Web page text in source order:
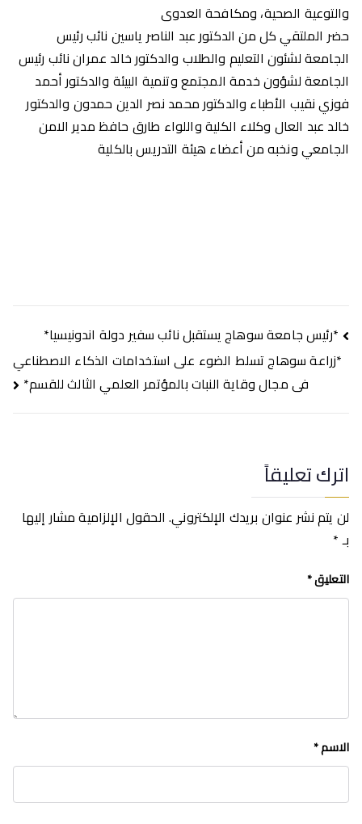
والتوعية الصحية، ومكافحة العدوى
حضر الملتقي كل من الدكتور عبد الناصر ياسين نائب رئيس
الجامعة لشئون التعليم والطلاب والدكتور خالد عمران نائب رئيس
الجامعة لشؤون خدمة المجتمع وتنمية البيئة والدكتور أحمد
فوزي نقيب الأطباء والدكتور محمد نصر الدين حمدون والدكتور
خالد عبد العال وكلاء الكلية واللواء طارق حافظ مدير الامن
الجامعي ونخبه من أعضاء هيئة التدريس بالكلية
تصفّح
المقالات
*رئيس جامعة سوهاج يستقبل نائب سفير دولة اندونيسيا*
*زراعة سوهاج تسلط الضوء على استخدامات الذكاء الاصطناعي
فى مجال وقاية النبات بالمؤتمر العلمي الثالث للقسم*
اترك تعليقاً
لن يتم نشر عنوان بريدك الإلكتروني. الحقول الإلزامية مشار إليها
بـ*
التعليق*
الاسم*